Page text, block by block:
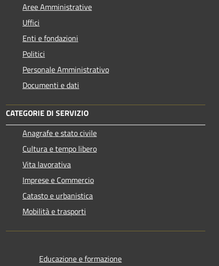
Aree Amministrative
Uffici
Enti e fondazioni
Politici
Personale Amministrativo
Documenti e dati
CATEGORIE DI SERVIZIO
Anagrafe e stato civile
Cultura e tempo libero
Vita lavorativa
Imprese e Commercio
Catasto e urbanistica
Mobilità e trasporti
Educazione e formazione